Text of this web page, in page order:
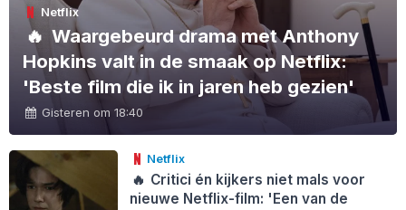
Netflix
🔥 Waargebeurd drama met Anthony
Hopkins valt in de smaak op Netflix:
'Beste film die ik in jaren heb gezien'
Gisteren om 18:40
Netflix
🔥 Critici én kijkers niet mals voor
nieuwe Netflix-film: 'Een van de